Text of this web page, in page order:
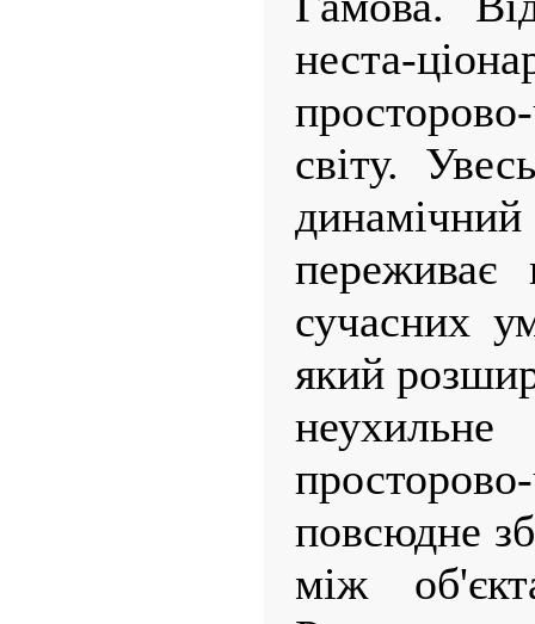
неста-
світу.
переживає
сучасних
який
повсюдне
між